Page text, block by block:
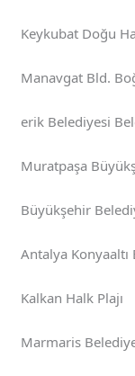
Keykubat Doğu
Manavgat Bld.
erik Belediyesi
Muratpaşa
Büyükşehir
Antalya Konyaaltı
Kalkan Halk Plajı
Marmaris